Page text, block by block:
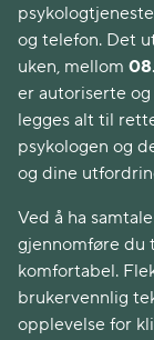
og telefon. Det
uken, mellom
er autoriserte
legges alt til
psykologen og
og dine
Ved å ha
gjennomføre du
komfortabel.
brukervennlig
opplevelse for